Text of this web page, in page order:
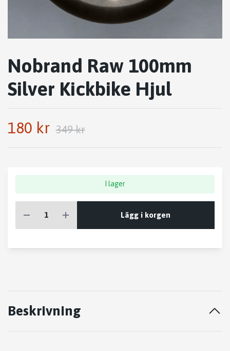
Nobrand Raw 100mm
Silver Kickbike Hjul
180 kr 349 kr
I lager
Lägg i korgen
Beskrivning